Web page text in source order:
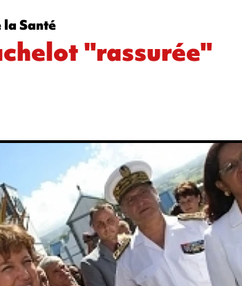
Santé
"rassurée"